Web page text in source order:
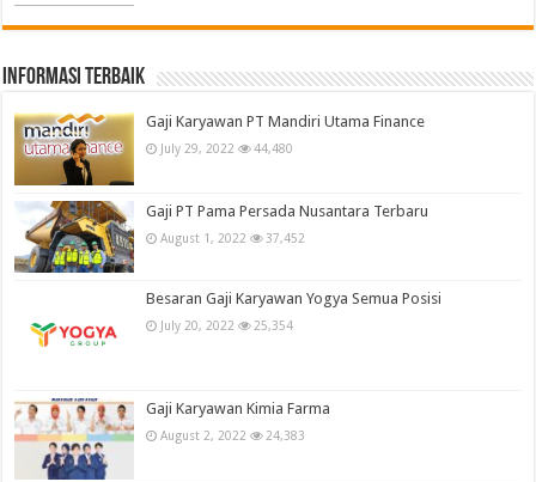
informasi terbaik
Gaji Karyawan PT Mandiri Utama Finance
July 29, 2022 44,480
Gaji PT Pama Persada Nusantara Terbaru
August 1, 2022 37,452
Besaran Gaji Karyawan Yogya Semua Posisi
July 20, 2022 25,354
Gaji Karyawan Kimia Farma
August 2, 2022 24,383